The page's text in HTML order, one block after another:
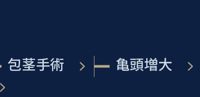
包茎手術
亀頭増大